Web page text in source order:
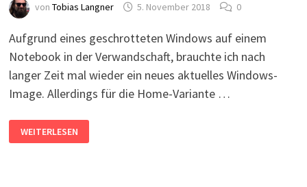
von Tobias Langner 5. November 2018 0
Aufgrund eines geschrotteten Windows auf einem
Notebook in der Verwandschaft, brauchte ich nach
langer Zeit mal wieder ein neues aktuelles Windows-
Image. Allerdings für die Home-Variante …
10:
INSTALLATIONS-
WEITERLESEN